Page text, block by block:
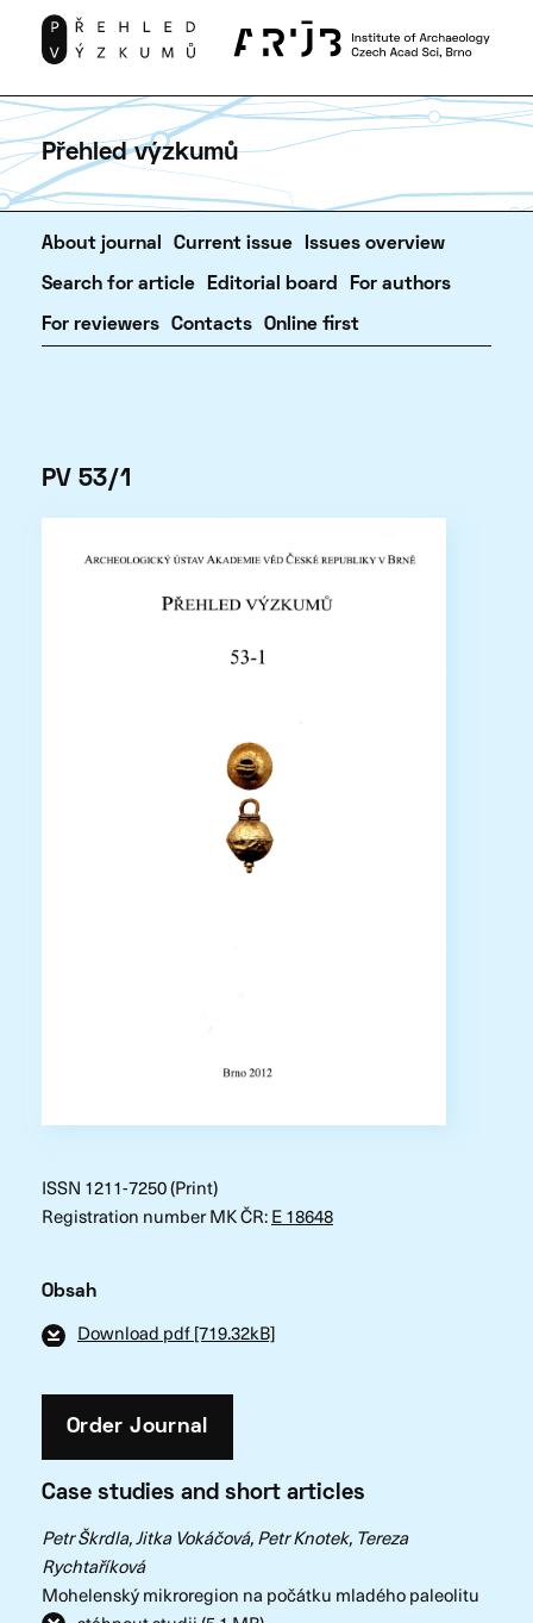
Přehled výzkumů
About journal Current issue Issues overview
Search for article Editorial board For authors
For reviewers Contacts Online first
PV 53/1
ISSN 1211-7250 (Print)
Registration number MK ČR:E 18648
Obsah
Download pdf [719.32kB]
Order Journal
Case studies and short articles
Petr Škrdla, Jitka Vokáčová, Petr Knotek, Tereza
Rychtaříková
Mohelenský mikroregion na počátku mladého paleolitu